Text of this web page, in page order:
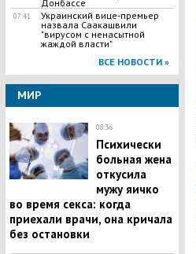
Донбассе
07:41
Украинский вице-премьер
назвала Саакашвили
"вирусом с ненасытной
жаждой власти"
ВСЕ НОВОСТИ »
МИР
08:36
Психически
больная жена
откусила
мужу яичко
во время секса: когда
приехали врачи, она кричала
без остановки